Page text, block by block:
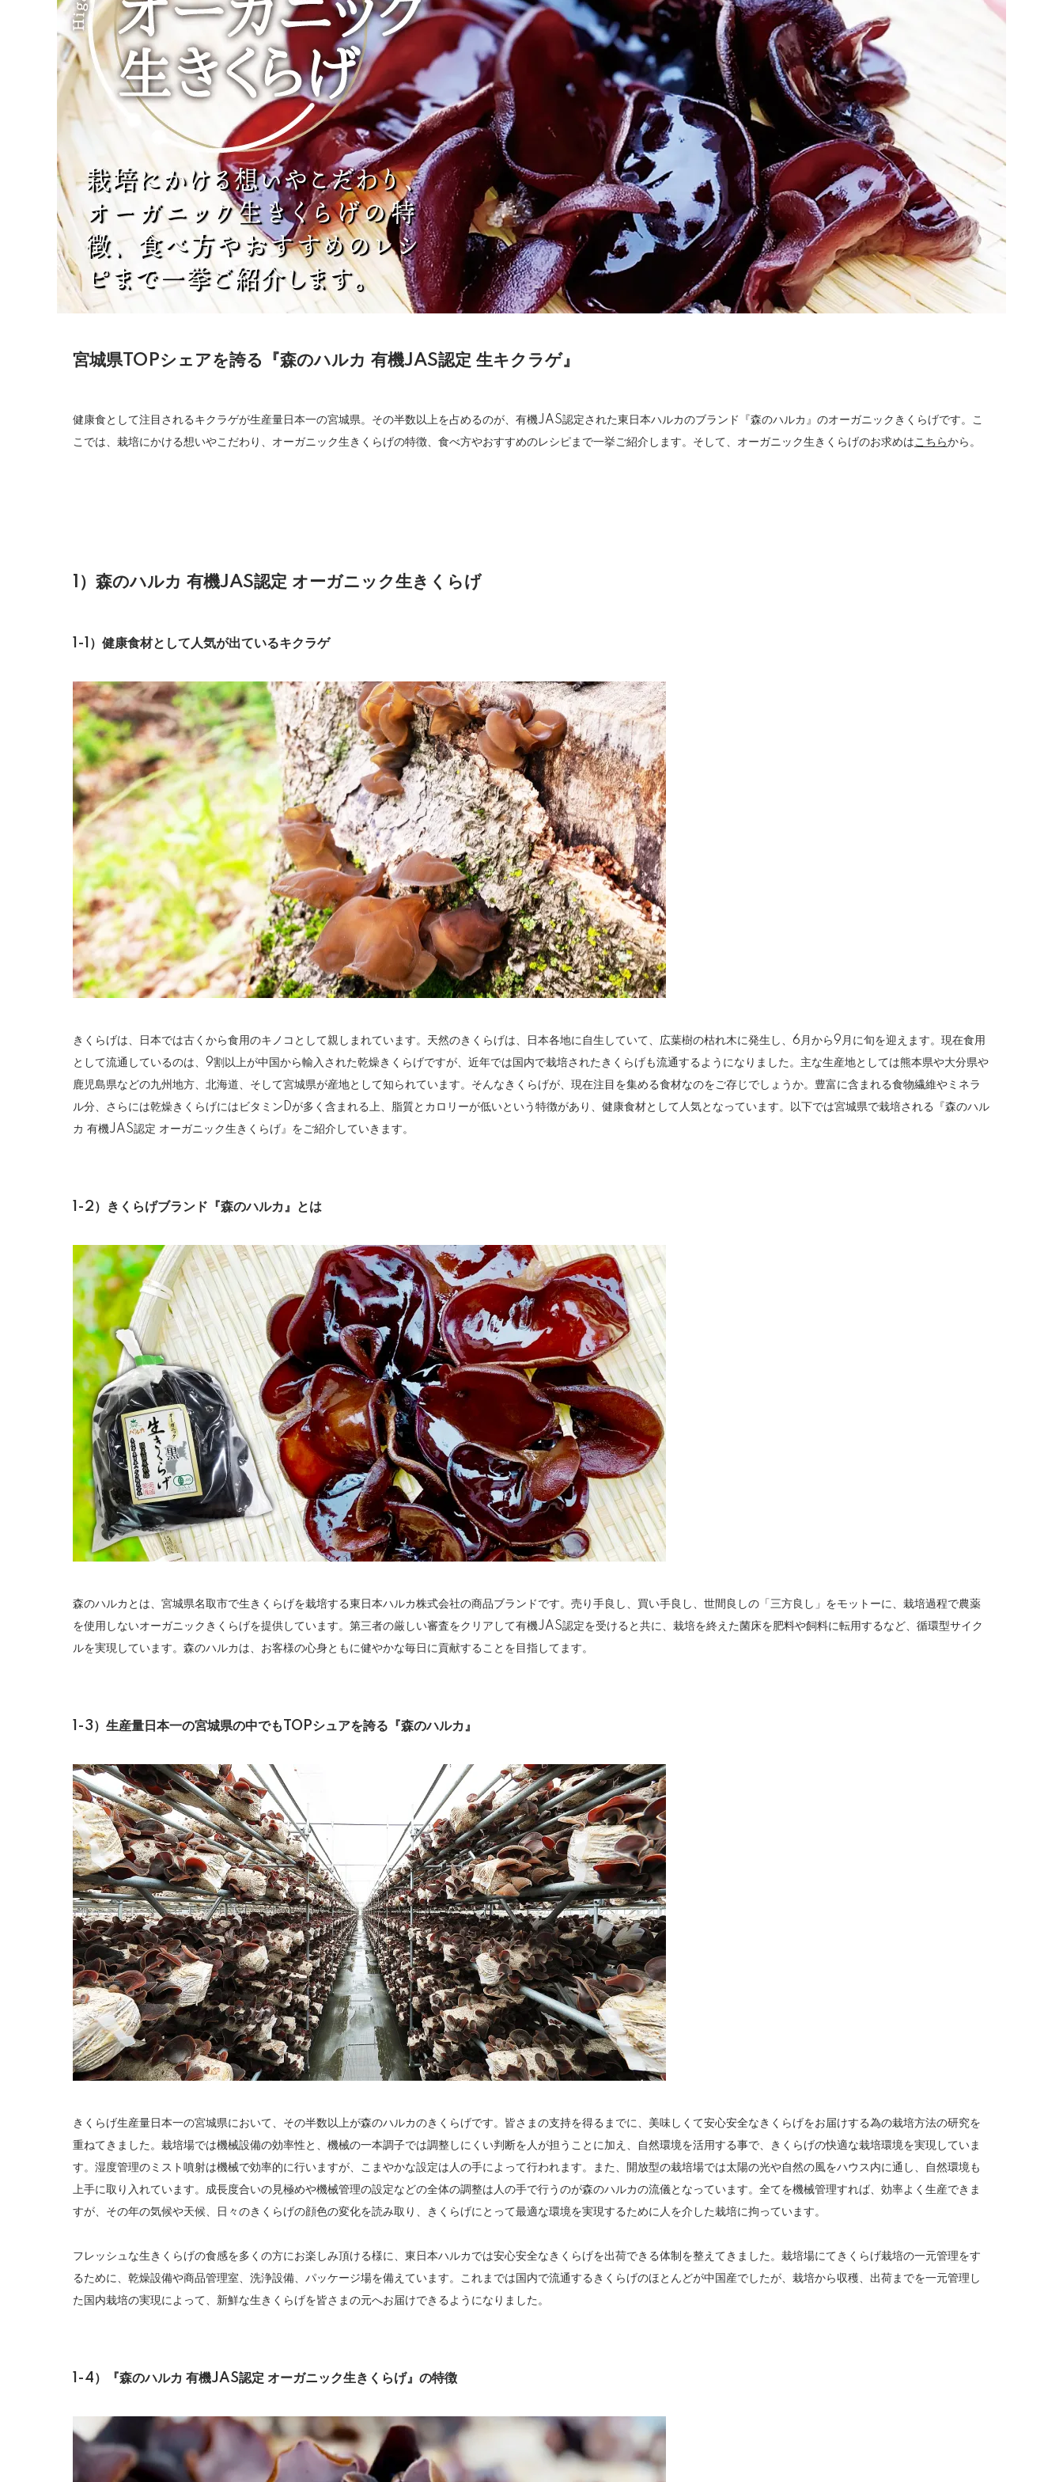
宮城県TOPシェアを誇る『森のハルカ 有機JAS認定 生キクラゲ』
健康食として注目されるキクラゲが生産量日本一の宮城県。その半数以上を占めるのが、有機JAS認定された東日本ハルカのブランド『森のハルカ』のオーガニックきくらげです。こ
こでは、栽培にかける想いやこだわり、オーガニック生きくらげの特徴、食べ方やおすすめのレシピまで一挙ご紹介します。そして、オーガニック生きくらげのお求めはこちらから。
1）森のハルカ 有機JAS認定 オーガニック生きくらげ
1-1）健康食材として人気が出ているキクラゲ
きくらげは、日本では古くから食用のキノコとして親しまれています。天然のきくらげは、日本各地に自生していて、広葉樹の枯れ木に発生し、6月から9月に旬を迎えます。現在食用
として流通しているのは、9割以上が中国から輸入された乾燥きくらげですが、近年では国内で栽培されたきくらげも流通するようになりました。主な生産地としては熊本県や大分県や
鹿児島県などの九州地方、北海道、そして宮城県が産地として知られています。そんなきくらげが、現在注目を集める食材なのをご存じでしょうか。豊富に含まれる食物繊維やミネラ
ル分、さらには乾燥きくらげにはビタミンDが多く含まれる上、脂質とカロリーが低いという特徴があり、健康食材として人気となっています。以下では宮城県で栽培される『森のハル
カ 有機JAS認定 オーガニック生きくらげ』をご紹介していきます。
1-2）きくらげブランド『森のハルカ』とは
森のハルカとは、宮城県名取市で生きくらげを栽培する東日本ハルカ株式会社の商品ブランドです。売り手良し、買い手良し、世間良しの「三方良し」をモットーに、栽培過程で農薬
を使用しないオーガニックきくらげを提供しています。第三者の厳しい審査をクリアして有機JAS認定を受けると共に、栽培を終えた菌床を肥料や飼料に転用するなど、循環型サイク
ルを実現しています。森のハルカは、お客様の心身ともに健やかな毎日に貢献することを目指してます。
1-3）生産量日本一の宮城県の中でもTOPシュアを誇る『森のハルカ』
きくらげ生産量日本一の宮城県において、その半数以上が森のハルカのきくらげです。皆さまの支持を得るまでに、美味しくて安心安全なきくらげをお届けする為の栽培方法の研究を
重ねてきました。栽培場では機械設備の効率性と、機械の一本調子では調整しにくい判断を人が担うことに加え、自然環境を活用する事で、きくらげの快適な栽培環境を実現していま
す。湿度管理のミスト噴射は機械で効率的に行いますが、こまやかな設定は人の手によって行われます。また、開放型の栽培場では太陽の光や自然の風をハウス内に通し、自然環境も
上手に取り入れています。成長度合いの見極めや機械管理の設定などの全体の調整は人の手で行うのが森のハルカの流儀となっています。全てを機械管理すれば、効率よく生産できま
すが、その年の気候や天候、日々のきくらげの顔色の変化を読み取り、きくらげにとって最適な環境を実現するために人を介した栽培に拘っています。
フレッシュな生きくらげの食感を多くの方にお楽しみ頂ける様に、東日本ハルカでは安心安全なきくらげを出荷できる体制を整えてきました。栽培場にてきくらげ栽培の一元管理をす
るために、乾燥設備や商品管理室、洗浄設備、パッケージ場を備えています。これまでは国内で流通するきくらげのほとんどが中国産でしたが、栽培から収穫、出荷までを一元管理し
た国内栽培の実現によって、新鮮な生きくらげを皆さまの元へお届けできるようになりました。
1-4）『森のハルカ 有機JAS認定 オーガニック生きくらげ』の特徴